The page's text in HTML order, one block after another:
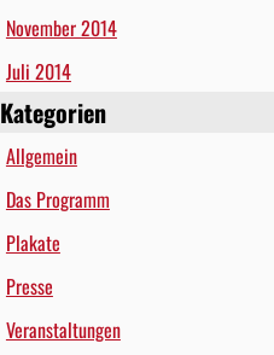
November 2014
Juli 2014
Kategorien
Allgemein
Das Programm
Plakate
Presse
Veranstaltungen